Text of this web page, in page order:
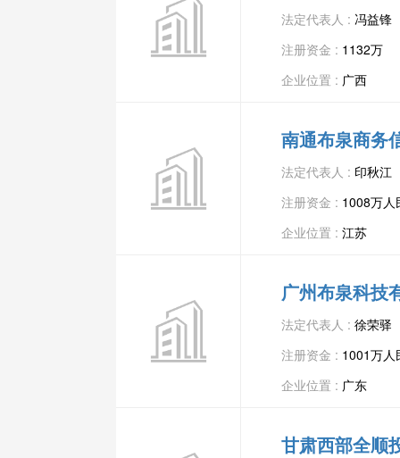
法定代表人 : 冯益锋
注册资金 : 1132万
企业位置 : 广西
南通布泉商务
法定代表人 : 印秋江
注册资金 : 1008万人
企业位置 : 江苏
广州布泉科技
法定代表人 : 徐荣驿
注册资金 : 1001万人
企业位置 : 广东
甘肃西部全顺